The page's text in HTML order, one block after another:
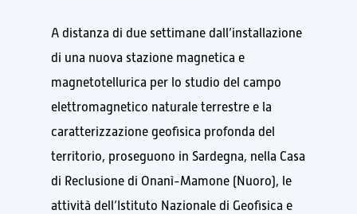
A distanza di due settimane dall’installazione
di una nuova stazione magnetica e
magnetotellurica per lo studio del campo
elettromagnetico naturale terrestre e la
caratterizzazione geofisica profonda del
territorio, proseguono in Sardegna, nella Casa
di Reclusione di Onanì-Mamone (Nuoro), le
attività dell’Istituto Nazionale di Geofisica e